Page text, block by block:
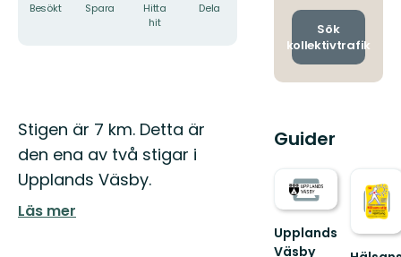
Besökt Spara
Hitta
hit
Dela
Beskrivning
Stigen är 7 km. Detta är
den ena av två stigar i
Upplands Väsby.
Läs mer
och
Sök
kollektivtrafik
Guider
Upplands
Väsby